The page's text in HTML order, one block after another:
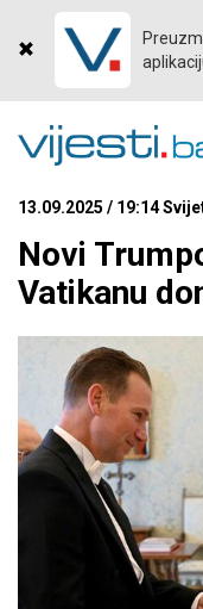
13.09.2025 / 19:14
Novi
Vatikanu